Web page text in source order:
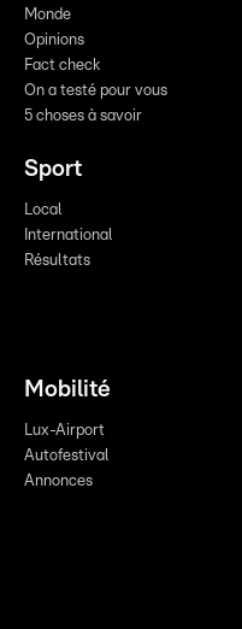
Monde
Opinions
Fact check
On a testé pour vous
5 choses à savoir
Sport
Local
International
Résultats
Mobilité
Lux-Airport
Autofestival
Annonces